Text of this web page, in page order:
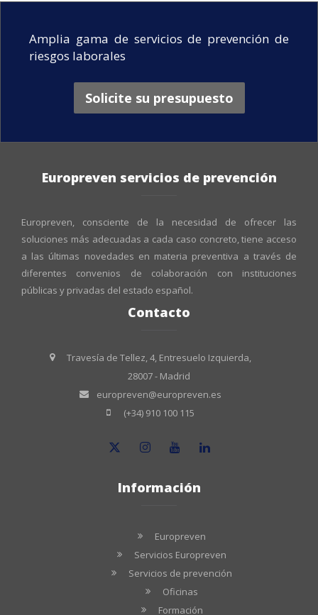
Amplia gama de servicios de prevención de
riesgos laborales
Solicite su presupuesto
Europreven servicios de prevención
Europreven, consciente de la necesidad de ofrecer las
soluciones más adecuadas a cada caso concreto, tiene acceso
a las últimas novedades en materia preventiva a través de
diferentes convenios de colaboración con instituciones
públicas y privadas del estado español.
Contacto
Travesía de Tellez, 4, Entresuelo Izquierda,
28007 - Madrid
europreven@europreven.es
(+34) 910 100 115
Información
Europreven
Servicios Europreven
Servicios de prevención
Oficinas
Formación